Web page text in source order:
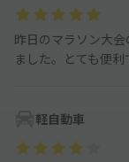
昨日のマラソン大
ました。とても便
軽自動車